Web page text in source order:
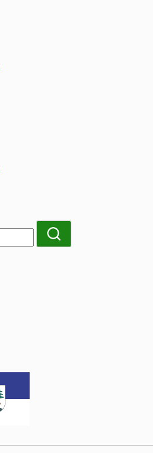
Search